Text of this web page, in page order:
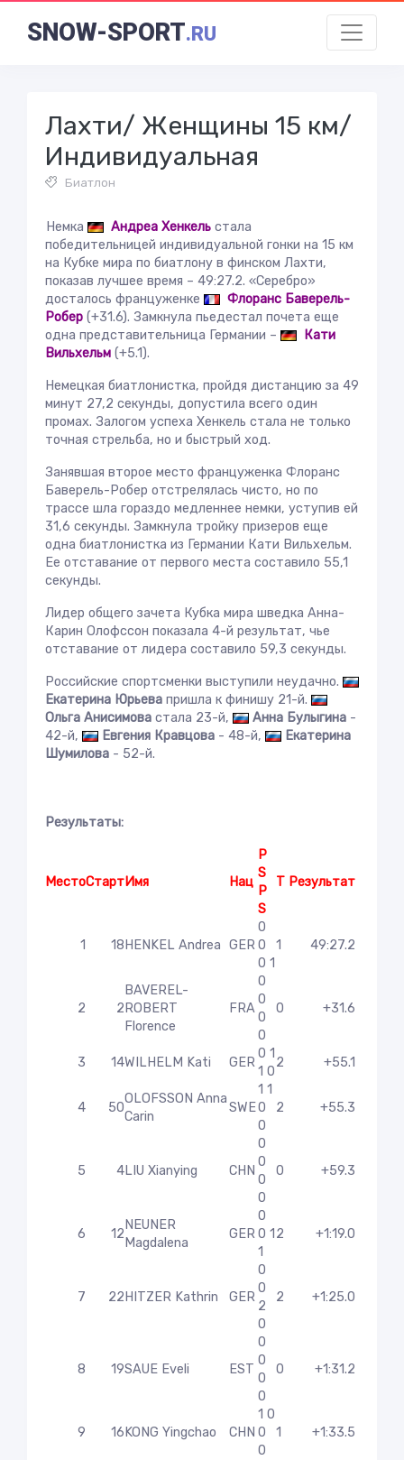
SNOW-SPORT.RU
Лахти/ Женщины 15 км/
Индивидуальная
Биатлон
Немка Андреа Хенкель стала
победительницей индивидуальной гонки на 15 км
на Кубке мира по биатлону в финском Лахти,
показав лучшее время – 49:27.2. «Серебро»
досталось француженке
Флоранс Баверель-
Робер (+31.6). Замкнула пьедестал почета еще
одна представительница Германии –
Кати
Вильхельм (+5.1).
Немецкая биатлонистка, пройдя дистанцию за 49
минут 27,2 секунды, допустила всего один
промах. Залогом успеха Хенкель стала не только
точная стрельба, но и быстрый ход.
Занявшая второе место француженка Флоранс
Баверель-Робер отстрелялась чисто, но по
трассе шла гораздо медленнее немки, уступив ей
31,6 секунды. Замкнула тройку призеров еще
одна биатлонистка из Германии Кати Вильхельм.
Ее отставание от первого места составило 55,1
секунды.
Лидер общего зачета Кубка мира шведка Анна-
Карин Олофссон показала 4-й результат, чье
отставание от лидера составило 59,3 секунды.
Российские спортсменки выступили неудачно.
Екатерина Юрьева пришла к финишу 21-й.
Ольга Анисимова стала 23-й, Анна Булыгина -
42-й,
Евгения Кравцова - 48-й,
Екатерина
Шумилова - 52-й.
Результаты:
МестоСтартИмя Нац
P
S
P
S
T Результат
1 18 HENKEL Andrea GER
0
0
0 1
1 49:27.2
2 2
BAVEREL-
ROBERT
Florence
FRA
0
0
0
0
0 +31.6
3 14WILHELM Kati GER
0 1
1 0
2 +55.1
4 50
OLOFSSON Anna
Carin
SWE
1 1
0
0
2 +55.3
5 4LIU Xianying CHN
0
0
0
0
0 +59.3
6 12
NEUNER
Magdalena
GER
0
0 1
1
2 +1:19.0
7 22 HITZER Kathrin GER
0
0
2
0
2 +1:25.0
8 19SAUE Eveli EST
0
0
0
0
0 +1:31.2
9 16 KONG Yingchao CHN
1 0
0
0
1 +1:33.5